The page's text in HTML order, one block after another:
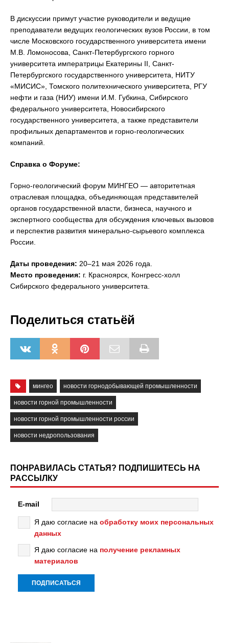
В дискуссии примут участие руководители и ведущие
преподаватели ведущих геологических вузов России, в том
числе Московского государственного университета имени
М.В. Ломоносова, Санкт-Петербургского горного
университета императрицы Екатерины II, Санкт-
Петербургского государственного университета, НИТУ
«МИСИС», Томского политехнического университета, РГУ
нефти и газа (НИУ) имени И.М. Губкина, Сибирского
федерального университета, Новосибирского
государственного университета, а также представители
профильных департаментов и горно-геологических
компаний.
Справка о Форуме:
Горно-геологический форум МИНГЕО — авторитетная
отраслевая площадка, объединяющая представителей
органов государственной власти, бизнеса, научного и
экспертного сообщества для обсуждения ключевых вызовов
и перспектив развития минерально-сырьевого комплекса
России.
Даты проведения: 20–21 мая 2026 года.
Место проведения: г. Красноярск, Конгресс-холл
Сибирского федерального университета.
Поделиться статьёй
мингео новости горнодобывающей промышленности
новости горной промышленности
новости горной промышленности россии
новости недропользования
ПОНРАВИЛАСЬ СТАТЬЯ? ПОДПИШИТЕСЬ НА
РАССЫЛКУ
E-mail
Я даю согласие на обработку моих персональных
данных
Я даю согласие на получение рекламных
материалов